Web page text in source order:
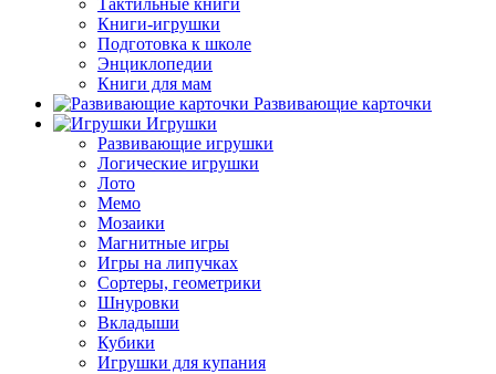
Тактильные книги
Книги-игрушки
Подготовка к школе
Энциклопедии
Книги для мам
Развивающие карточки
Игрушки
Развивающие игрушки
Логические игрушки
Лото
Мемо
Мозаики
Магнитные игры
Игры на липучках
Сортеры, геометрики
Шнуровки
Вкладыши
Кубики
Игрушки для купания